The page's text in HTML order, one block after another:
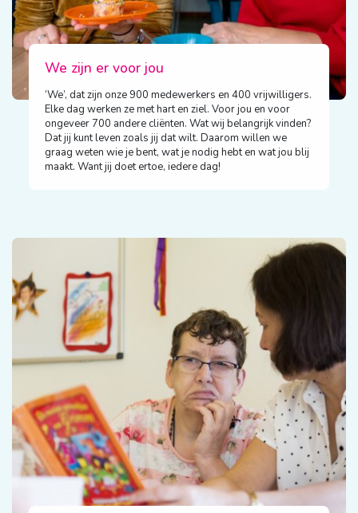
We zijn er voor jou
‘We’, dat zijn onze 900 medewerkers en 400 vrijwilligers.
Elke dag werken ze met hart en ziel. Voor jou en voor
ongeveer 700 andere cliënten. Wat wij belangrijk vinden?
Dat jij kunt leven zoals jij dat wilt. Daarom willen we
graag weten wie je bent, wat je nodig hebt en wat jou blij
maakt. Want jij doet ertoe, iedere dag!